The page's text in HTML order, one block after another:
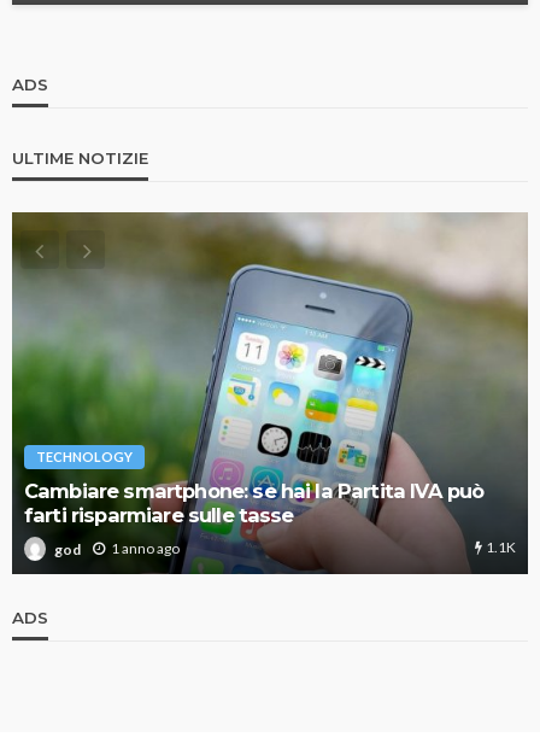
ADS
ULTIME NOTIZIE
TECHNOLOGY
Cambiare smartphone: se hai la Partita IVA può
farti risparmiare sulle tasse
god 1 anno ago 1.1K
ADS